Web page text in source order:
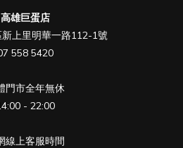
高雄巨蛋店
上里明華一路112-1號
558 5420
門市全年無休
- 22:00
線上客服時間